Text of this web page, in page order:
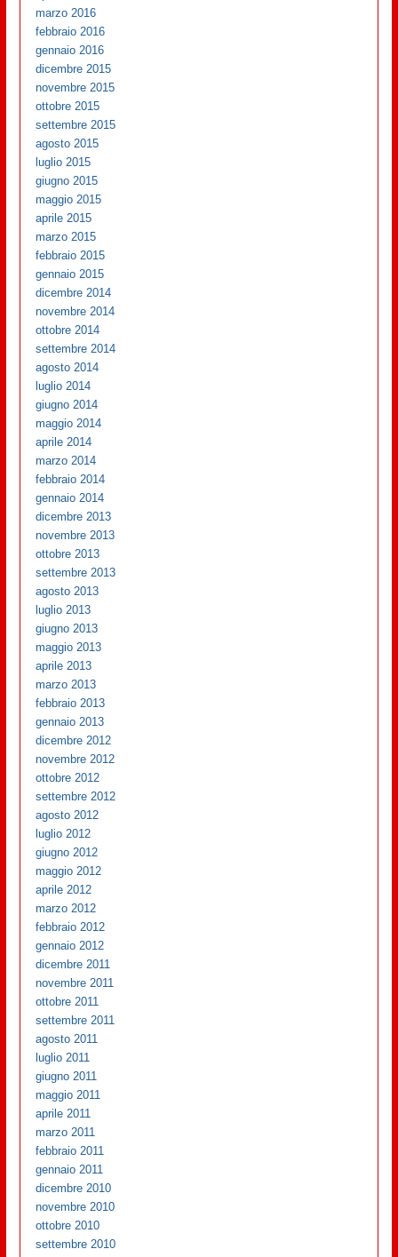
marzo 2016
febbraio 2016
gennaio 2016
dicembre 2015
novembre 2015
ottobre 2015
settembre 2015
agosto 2015
luglio 2015
giugno 2015
maggio 2015
aprile 2015
marzo 2015
febbraio 2015
gennaio 2015
dicembre 2014
novembre 2014
ottobre 2014
settembre 2014
agosto 2014
luglio 2014
giugno 2014
maggio 2014
aprile 2014
marzo 2014
febbraio 2014
gennaio 2014
dicembre 2013
novembre 2013
ottobre 2013
settembre 2013
agosto 2013
luglio 2013
giugno 2013
maggio 2013
aprile 2013
marzo 2013
febbraio 2013
gennaio 2013
dicembre 2012
novembre 2012
ottobre 2012
settembre 2012
agosto 2012
luglio 2012
giugno 2012
maggio 2012
aprile 2012
marzo 2012
febbraio 2012
gennaio 2012
dicembre 2011
novembre 2011
ottobre 2011
settembre 2011
agosto 2011
luglio 2011
giugno 2011
maggio 2011
aprile 2011
marzo 2011
febbraio 2011
gennaio 2011
dicembre 2010
novembre 2010
ottobre 2010
settembre 2010